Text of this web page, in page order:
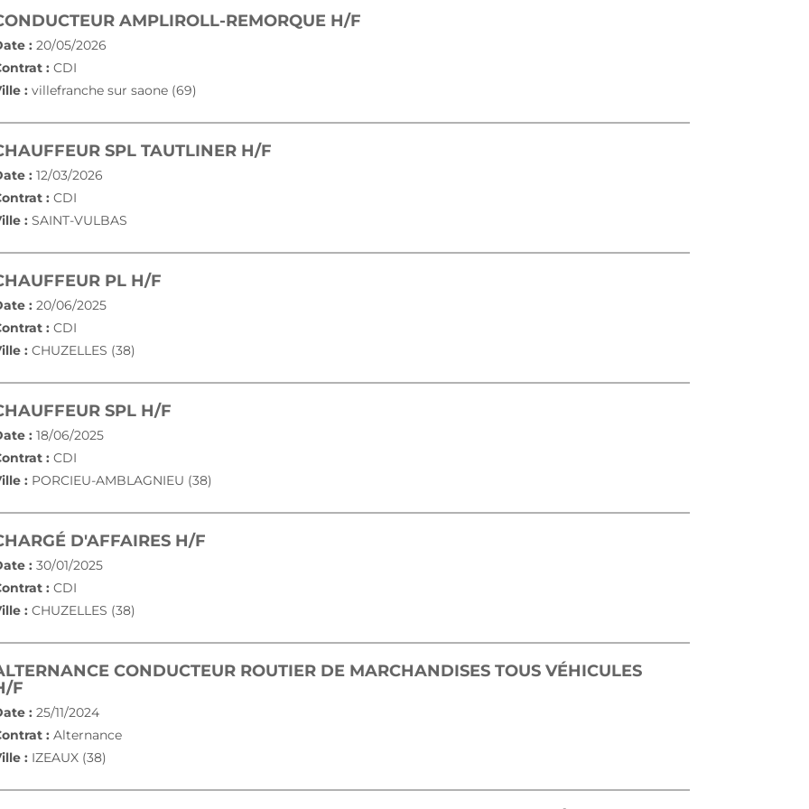
AMPLIROLL-REMORQUE H/F(NOUVELLE FENÊTRE)
: 20/05/2026
: CDI
: villefranche sur saone (69)
SPL TAUTLINER H/F(NOUVELLE FENÊTRE)
: 12/03/2026
: CDI
: SAINT-VULBAS
PL H/F(NOUVELLE FENÊTRE)
: 20/06/2025
: CDI
: CHUZELLES (38)
SPL H/F(NOUVELLE FENÊTRE)
: 18/06/2025
: CDI
: PORCIEU-AMBLAGNIEU (38)
D'AFFAIRES H/F(NOUVELLE FENÊTRE)
: 30/01/2025
: CDI
: CHUZELLES (38)
CONDUCTEUR ROUTIER DE MARCHANDISES TOUS VÉHICULES
F(NOUVELLE FENÊTRE)
: 25/11/2024
: Alternance
: IZEAUX (38)